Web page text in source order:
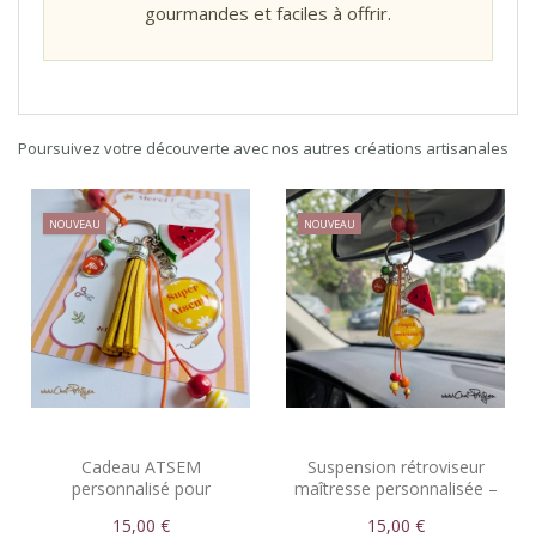
gourmandes et faciles à offrir.
Poursuivez votre découverte avec nos autres créations artisanales
NOUVEAU
Cadeau ATSEM
personnalisé pour
Suspension Super ATSEM
15,00 €
NOUVEAU
Suspension rétroviseur
maîtresse personnalisée –
15,00 €